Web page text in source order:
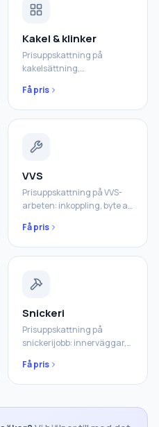
Kakel & klinker
Prisuppskattning på
kakelsättning,
stenarbeten
Få pris
VVS
Prisuppskattning på VVS-
arbeten: inkoppling, byte av
och flytt
Få pris
Snickeri
Prisuppskattning på
snickerijobb: innerväggar,
ombyggnader
Få pris